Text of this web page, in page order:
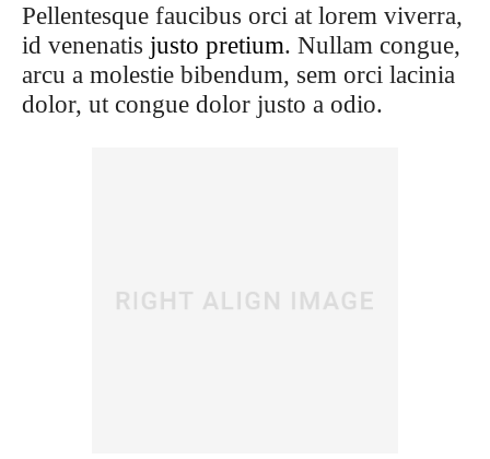
Pellentesque faucibus orci at lorem viverra,
id venenatis justo pretium. Nullam congue,
arcu a molestie bibendum, sem orci lacinia
dolor, ut congue dolor justo a odio.